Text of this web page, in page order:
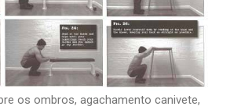
os ombros, agachamento canivete,